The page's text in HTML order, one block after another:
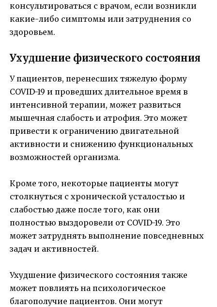
консультироваться с врачом, если возникли
какие-либо симптомы или затруднения со
здоровьем.
Ухудшение физического состояния
У пациентов, перенесших тяжелую форму
COVID-19 и проведших длительное время в
интенсивной терапии, может развиться
мышечная слабость и атрофия. Это может
привести к ограничению двигательной
активности и снижению функциональных
возможностей организма.
Кроме того, некоторые пациенты могут
столкнуться с хронической усталостью и
слабостью даже после того, как они
полностью выздоровели от COVID-19. Это
может затруднять выполнение повседневных
задач и активностей.
Ухудшение физического состояния также
может повлиять на психологическое
благополучие пациентов. Они могут